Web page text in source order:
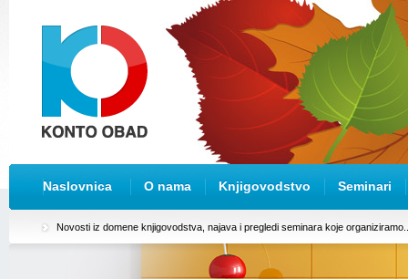
Naslovnica O nama Knjigovodstvo Seminari
Novosti iz domene knjigovodstva, najava i pregledi seminara koje